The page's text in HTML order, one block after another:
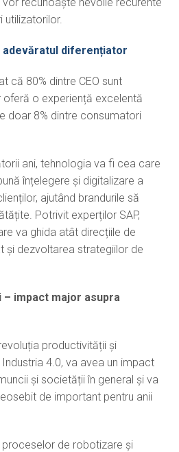
utilizatorilor.
adevăratul diferențiator
că 80% dintre CEO sunt
o experiență excelentă
doar 8% dintre consumatori
ani, tehnologia va fi cea care
înțelegere și digitalizare a
ajutând brandurile să
Potrivit experților SAP,
va ghida atât direcțiile de
și dezvoltarea strategiilor de
impact major asupra
productivității și
4.0, va avea un impact
și societății în general și va
de important pentru anii
de robotizare și